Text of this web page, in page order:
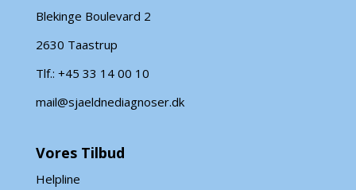
Blekinge Boulevard 2
2630 Taastrup
Tlf.: +45 33 14 00 10
mail@sjaeldnediagnoser.dk
Vores Tilbud
Helpline